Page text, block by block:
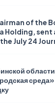
of the
Holding, sent
July 24